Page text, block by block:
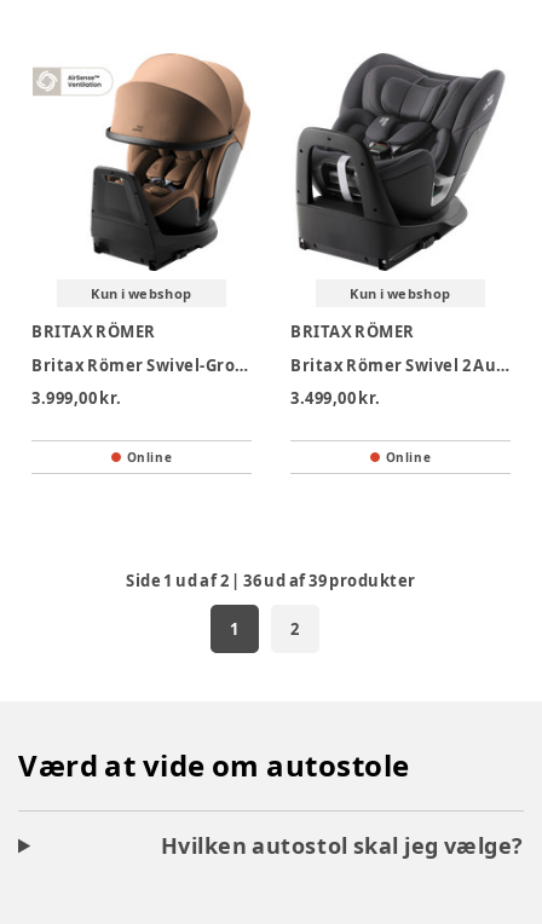
Kun i webshop
BRITAX RÖMER
Britax Römer Swivel-Grow Max Air Autostol - Lux - Warm Caramel
3.999,00 kr.
Online
Kun i webshop
BRITAX RÖMER
Britax Römer Swivel 2 Autostol - Midnight Grey
3.499,00 kr.
Online
Side 1 ud af2 |36ud af39produkter
1 2
Værd at vide om autostole
Hvilken autostol skal jeg vælge?